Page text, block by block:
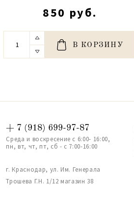
850 руб.
В КОРЗИНУ
+ 7 (918) 699-97-87
Среда и воскресение с 6:00- 16:00,
пн, вт, чт, пт, сб - с 7:00-16:00
г. Краснодар, ул. Им. Генерала
Трошева Г.Н. 1/12 магазин 38